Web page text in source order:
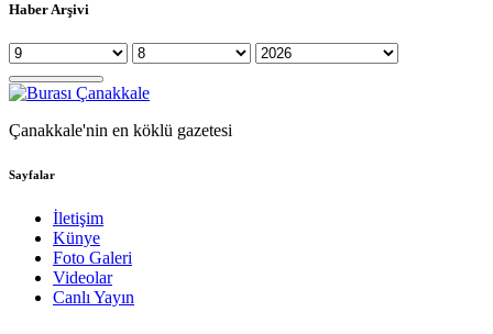
Haber Arşivi
Çanakkale'nin en köklü gazetesi
Sayfalar
İletişim
Künye
Foto Galeri
Videolar
Canlı Yayın